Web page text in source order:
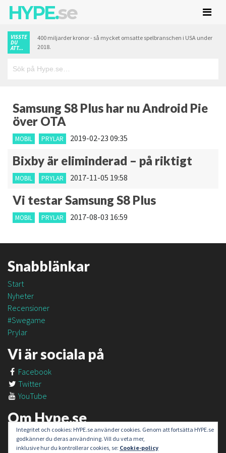
HYPE.se
VISSTE
DU
ATT...
400 miljarder kronor - så mycket omsatte spelbranschen i USA under
2018.
Samsung S8 Plus har nu Android Pie
över OTA
MOBIL PRYLAR 2019-02-23 09:35
Bixby är eliminderad – på riktigt
MOBIL PRYLAR 2017-11-05 19:58
Vi testar Samsung S8 Plus
MOBIL PRYLAR 2017-08-03 16:59
Snabblänkar
Start
Nyheter
Recensioner
#Swegame
Prylar
Vi är sociala på
Facebook
Twitter
YouTube
Om Hype.se
Om oss
Om #SweGame
Integritet och cookies: HYPE.se använder cookies. Genom att fortsätta HYPE.se
godkänner du deras användning. Vill du veta mer,
inklusive hur du kontrollerar cookies, se: Cookie-policy